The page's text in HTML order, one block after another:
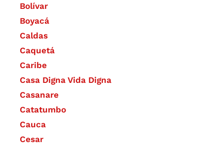
Bolívar
Boyacá
Caldas
Caquetá
Caribe
Casa Digna Vida Digna
Casanare
Catatumbo
Cauca
Cesar